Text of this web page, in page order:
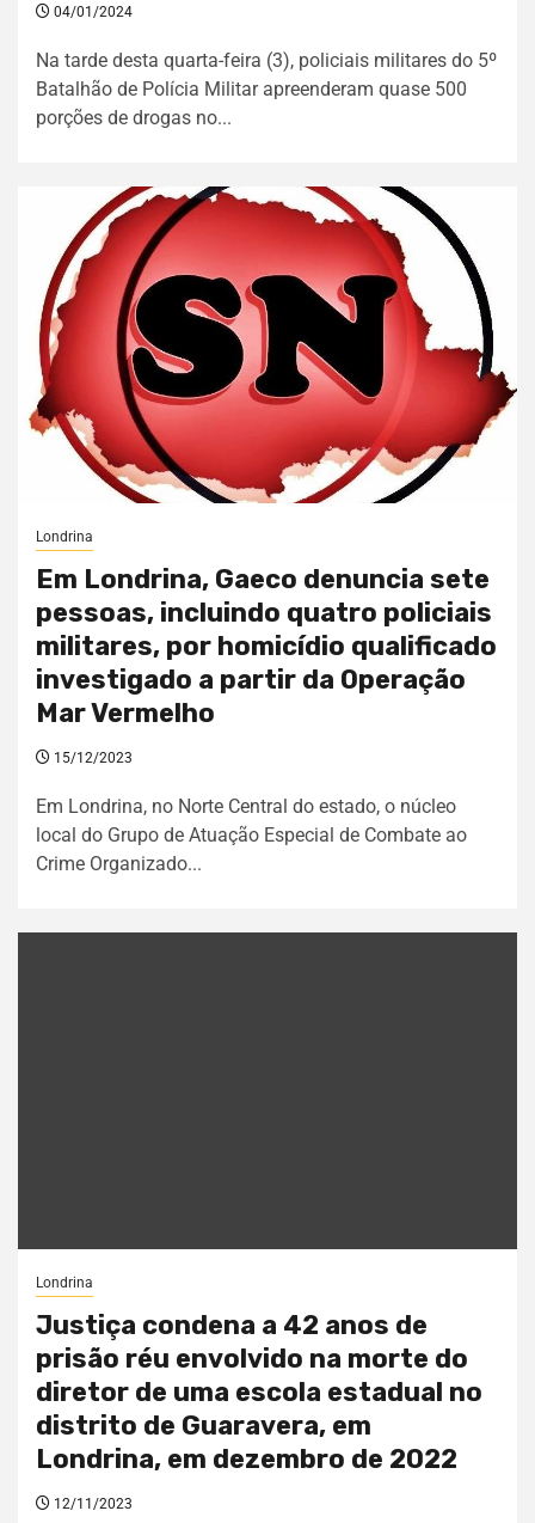
04/01/2024
Na tarde desta quarta-feira (3), policiais militares do 5º
Batalhão de Polícia Militar apreenderam quase 500
porções de drogas no...
Londrina
Em Londrina, Gaeco denuncia sete
pessoas, incluindo quatro policiais
militares, por homicídio qualificado
investigado a partir da Operação
Mar Vermelho
15/12/2023
Em Londrina, no Norte Central do estado, o núcleo
local do Grupo de Atuação Especial de Combate ao
Crime Organizado...
Londrina
Justiça condena a 42 anos de
prisão réu envolvido na morte do
diretor de uma escola estadual no
distrito de Guaravera, em
Londrina, em dezembro de 2022
12/11/2023